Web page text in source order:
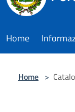
Home
Home >